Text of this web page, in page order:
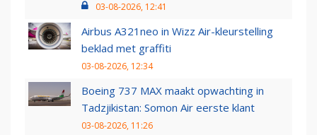
03-08-2026, 12:41
Airbus A321neo in Wizz Air-kleurstelling
beklad met graffiti
03-08-2026, 12:34
Boeing 737 MAX maakt opwachting in
Tadzjikistan: Somon Air eerste klant
03-08-2026, 11:26